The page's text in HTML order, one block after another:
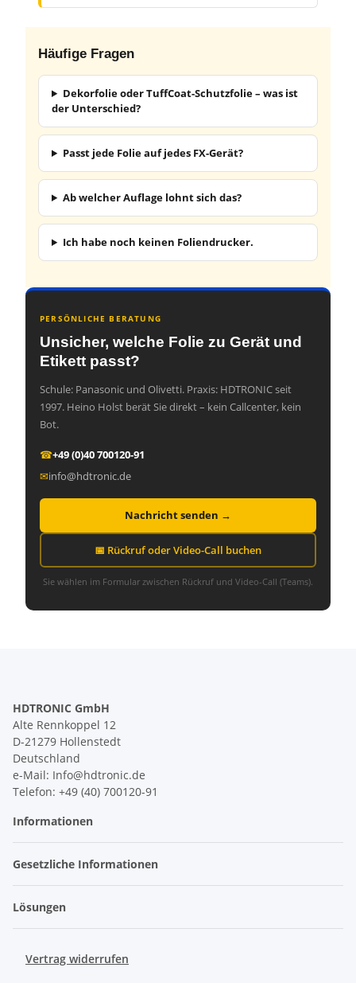
Häufige Fragen
Dekorfolie oder TuffCoat-Schutzfolie – was ist
der Unterschied?
Passt jede Folie auf jedes FX-Gerät?
Ab welcher Auflage lohnt sich das?
Ich habe noch keinen Foliendrucker.
PERSÖNLICHE BERATUNG
Unsicher, welche Folie zu Gerät und
Etikett passt?
Schule: Panasonic und Olivetti. Praxis: HDTRONIC seit
1997. Heino Holst berät Sie direkt – kein Callcenter, kein
Bot.
☎+49 (0)40 700120-91
✉info@hdtronic.de
Nachricht senden →
📅 Rückruf oder Video-Call buchen
Sie wählen im Formular zwischen Rückruf und Video-Call (Teams).
HDTRONIC GmbH
Alte Rennkoppel 12
D-21279 Hollenstedt
Deutschland
e-Mail: Info@hdtronic.de
Telefon: +49 (40) 700120-91
Informationen
Gesetzliche Informationen
Lösungen
Vertrag widerrufen